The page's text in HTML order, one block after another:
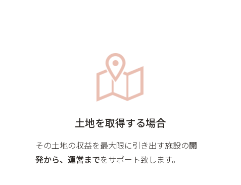
土地を取得する場合
その土地の収益を最大限に引き出す施設の開
発から、運営までをサポート致します。